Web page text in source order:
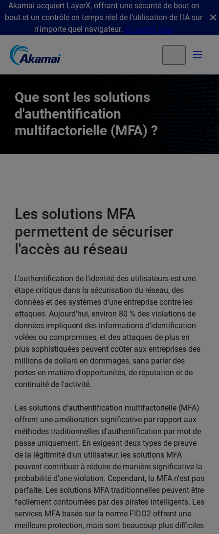
Akamai acquiert LayerX, offrant une sécurité de bout en
bout et un contrôle en temps réel de l'utilisation de l'IA sur
n'importe quel navigateur. En savoir plus
Que sont les solutions
d'authentification
multifactorielle (MFA) ?
Les solutions MFA
permettent de sécuriser
l'accès au réseau
L'authentification de l'identité des utilisateurs est une
étape critique dans la sécurisation du réseau, des
données et des systèmes d'une entreprise contre les
attaques. Aujourd'hui, environ 80 % des violations de
données impliquent des informations d'identification
volées ou compromises, et des attaques de plus en
plus sophistiquées peuvent coûter aux entreprises des
millions de dollars en dommages, sans parler des
pertes en matière d'opportunités, de réputation et de
continuité de l'activité.
Les solutions d'authentification multifactorielle (MFA)
offrent une amélioration significative par rapport aux
méthodes traditionnelles d'authentification par mot de
passe uniquement. En exigeant deux types de preuve
de la légitimité d'un utilisateur, les solutions MFA
peuvent contribuer à réduire de manière significative la
probabilité d'une violation. Cependant, la MFA n'est pas
parfaite. Les solutions MFA traditionnelles peuvent être
facilement contournées par des pirates intelligents. Les
services MFA basés sur la norme FIDO2 offrent une
meilleure protection, mais sont beaucoup plus difficiles